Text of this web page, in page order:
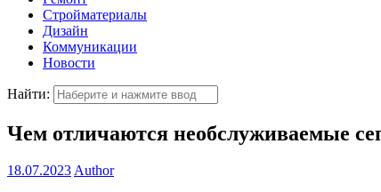
Стройматериалы
Дизайн
Коммуникации
Новости
Найти:
Чем отличаются необслуживаемые
18.07.2023Author